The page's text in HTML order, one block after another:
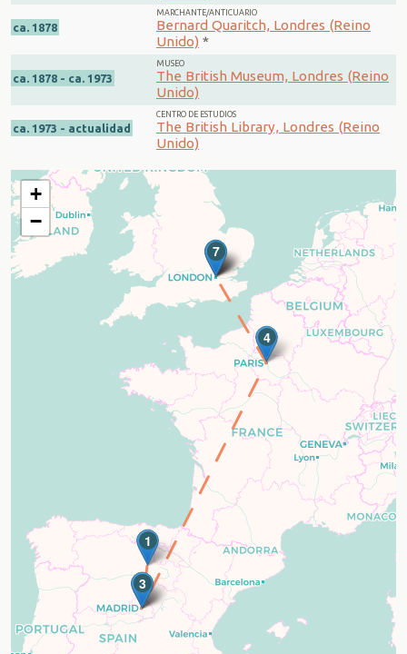
ca. 1878
MARCHANTE/ANTICUARIO
Bernard Quaritch, Londres (Reino
Unido) *
ca. 1878 - ca. 1973
MUSEO
The British Museum, Londres (Reino
Unido)
ca. 1973 - actualidad
CENTRO DE ESTUDIOS
The British Library, Londres (Reino
Unido)
1
2
3
4
5
6
7
+
−